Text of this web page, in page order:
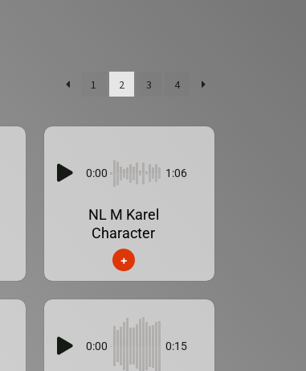
1 2 3 4
0:00 1:06
NL M Karel
Character
+
0:00 0:15